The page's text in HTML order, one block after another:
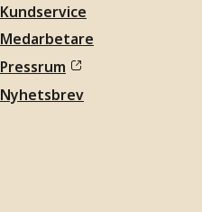
Kundservice
Medarbetare
Pressrum
Nyhetsbrev